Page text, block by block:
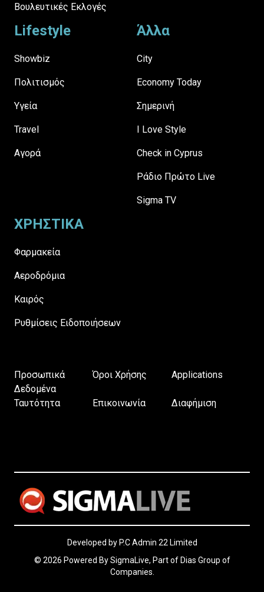
Βουλευτικές Εκλογές
Lifestyle
Showbiz
Πολιτισμός
Υγεία
Travel
Αγορά
Άλλα
City
Economy Today
Σημερινή
I Love Style
Check in Cyprus
Ράδιο Πρώτο Live
Sigma TV
ΧΡΗΣΤΙΚΑ
Φαρμακεία
Αεροδρόμια
Καιρός
Ρυθμίσεις Ειδοποιήσεων
Προσωπικά
Δεδομένα
Όροι Χρήσης Applications
Ταυτότητα Επικοινωνία Διαφήμιση
Developed by P.C Admin 22 Limited
© 2026 Powered By SigmaLive, Part of Dias Group of
Companies.